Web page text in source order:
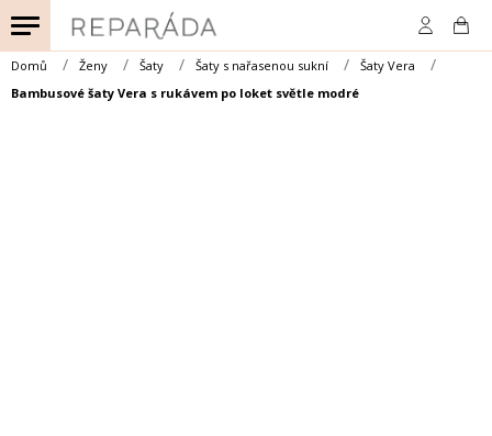
na
obsah
Domů Ženy Šaty Šaty s nařasenou sukní
Šaty Vera
Bambusové šaty Vera s rukávem po loket světle modré